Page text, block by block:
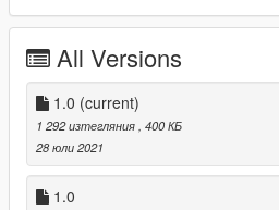
All Versions
1.0 (current)
1 292 изтегляния , 400 КБ
28 юли 2021
1.0